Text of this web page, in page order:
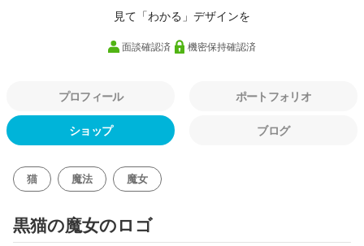
見て「わかる」デザインを
面談確認済 機密保持確認済
プロフィール ポートフォリオ
ショップ ブログ
猫 魔法 魔女
黒猫の魔女のロゴ